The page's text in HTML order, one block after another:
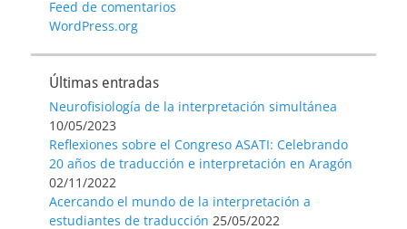
Feed de comentarios
WordPress.org
Últimas entradas
Neurofisiología de la interpretación simultánea
10/05/2023
Reflexiones sobre el Congreso ASATI: Celebrando
20 años de traducción e interpretación en Aragón
02/11/2022
Acercando el mundo de la interpretación a
estudiantes de traducción 25/05/2022